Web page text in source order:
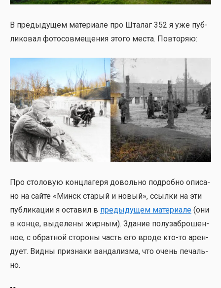
В преды­ду­щем мате­ри­а­ле про Шта­лаг 352 я уже пуб­
ли­ко­вал фото­сов­ме­ще­ния это­го места. Повто­ряю:
Про сто­ло­вую конц­ла­ге­ря доволь­но подроб­но опи­са­
но на сай­те «Минск ста­рый и новый», ссыл­ки на эти
пуб­ли­ка­ции я оста­вил в преды­ду­щем мате­ри­а­ле (они
в кон­це, выде­ле­ны жир­ным). Зда­ние полу­за­бро­шен­
ное, с обрат­ной сто­ро­ны часть его вро­де кто-то арен­
ду­ет. Вид­ны при­зна­ки ван­да­лиз­ма, что очень печаль­
но.